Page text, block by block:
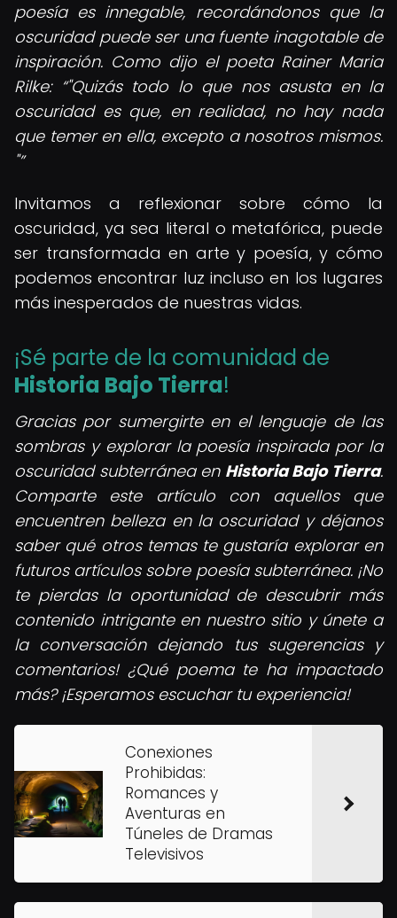
poesía es innegable, recordándonos que la
oscuridad puede ser una fuente inagotable de
inspiración. Como dijo el poeta Rainer Maria
Rilke: "Quizás todo lo que nos asusta en la
oscuridad es que, en realidad, no hay nada
que temer en ella, excepto a nosotros mismos.
"
Invitamos a reflexionar sobre cómo la
oscuridad, ya sea literal o metafórica, puede
ser transformada en arte y poesía, y cómo
podemos encontrar luz incluso en los lugares
más inesperados de nuestras vidas.
¡Sé parte de la comunidad de
Historia Bajo Tierra!
Gracias por sumergirte en el lenguaje de las
sombras y explorar la poesía inspirada por la
oscuridad subterránea en Historia Bajo Tierra.
Comparte este artículo con aquellos que
encuentren belleza en la oscuridad y déjanos
saber qué otros temas te gustaría explorar en
futuros artículos sobre poesía subterránea. ¡No
te pierdas la oportunidad de descubrir más
contenido intrigante en nuestro sitio y únete a
la conversación dejando tus sugerencias y
comentarios! ¿Qué poema te ha impactado
más? ¡Esperamos escuchar tu experiencia!
Conexiones
Prohibidas:
Romances y
Aventuras en
Túneles de Dramas
Televisivos